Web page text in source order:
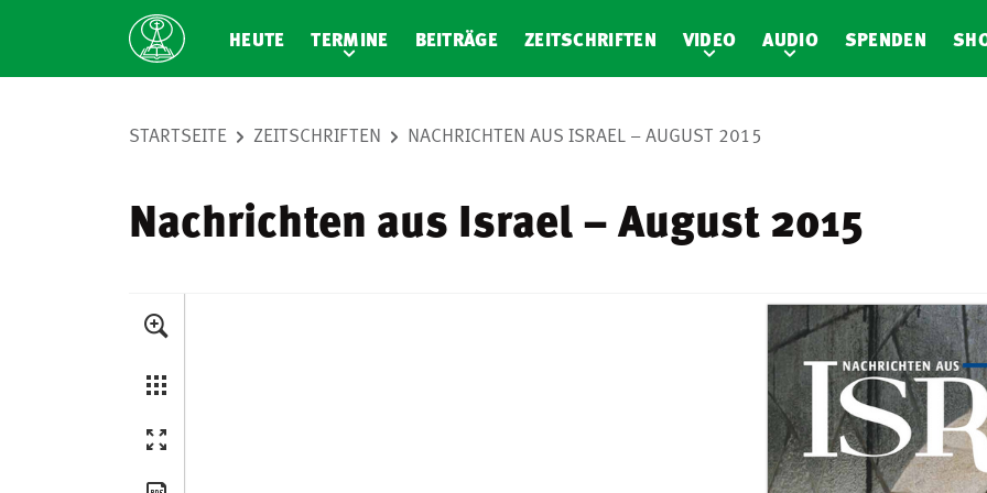
HEUTE TERMINE BEITRÄGE ZEITSCHRIFTEN VIDEO AUDIO SPENDEN
STARTSEITE ZEITSCHRIFTEN NACHRICHTEN AUS ISRAEL – AUGUST 2015
Nachrichten aus Israel – August 2015